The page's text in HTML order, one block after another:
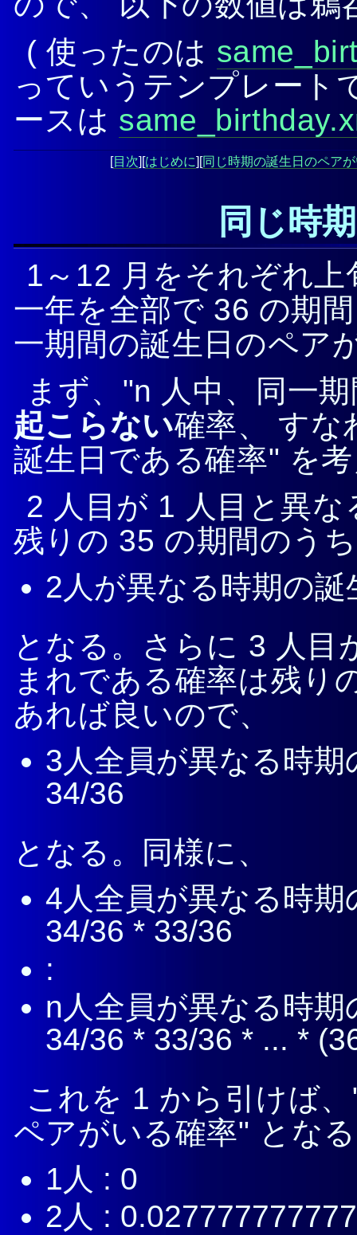
( 使ったのは
っていうテンプレート
ースは
[目次][はじめに][同じ時期の誕生日のペア
同じ時
1～12 月をそれぞれ
一年を全部で 36 の期
一期間の誕生日のペア
まず、"n 人中、同一
起こらない確率、 すな
誕生日である確率" を
2 人目が 1 人目と異
残りの 35 の期間のう
2人が異なる時期の
となる。さらに 3 人目
まれである確率は残り
あれば良いので、
3人全員が異なる時
34/36
となる。同様に、
4人全員が異なる時
34/36 * 33/36
:
n人全員が異なる時
34/36 * 33/36 * ... *
これを 1 から引けば
ペアがいる確率" とな
1人 : 0
2人 :